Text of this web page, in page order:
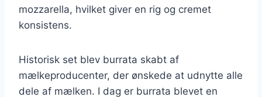
mozzarella, hvilket giver en rig og cremet
konsistens.
Historisk set blev burrata skabt af
mælkeproducenter, der ønskede at udnytte alle
dele af mælken. I dag er burrata blevet en